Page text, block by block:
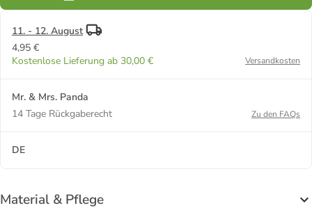
Meeresbrise
11. - 12. August
4,95 €
Kostenlose Lieferung ab 30,00 €
Versandkosten
Mr. & Mrs. Panda
14 Tage Rückgaberecht
Zu den FAQs
DE
Material & Pflege